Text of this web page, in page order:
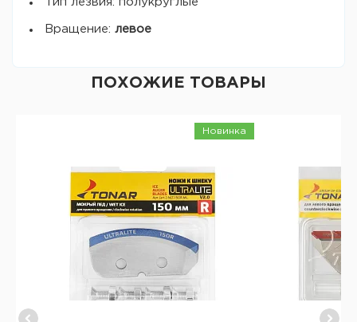
Вращение: левое
ПОХОЖИЕ ТОВАРЫ
Новинка